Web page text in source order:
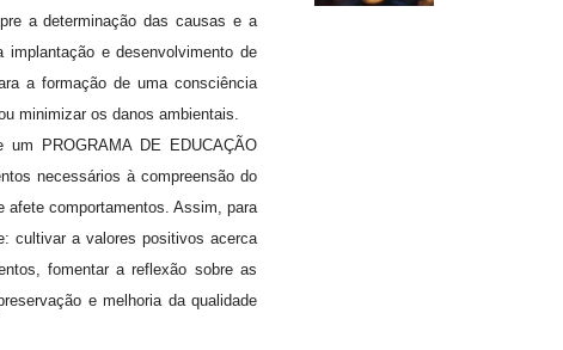
a determinação das causas e a
e desenvolvimento de
a formação de uma consciência
minimizar os danos ambientais.
PROGRAMA DE EDUCAÇÃO
necessários à compreensão do
afete comportamentos. Assim, para
cultivar a valores positivos acerca
fomentar a reflexão sobre as
e melhoria da qualidade